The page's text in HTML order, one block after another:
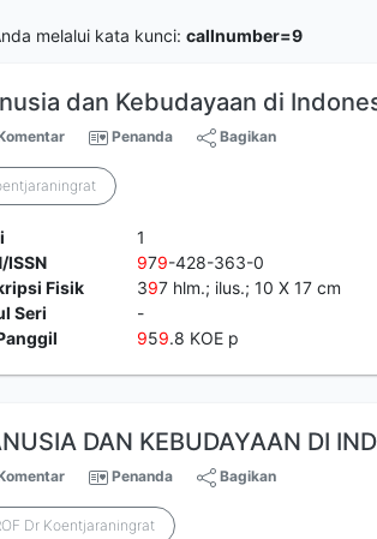
melalui kata kunci: callnumber=9
dan Kebudayaan di
Penanda Bagikan
1
ISSN
979-428-363-0
Fisik
397 hlm.; ilus.; 10 X 17 cm
Seri
-
959.8 KOE p
DAN KEBUDAYAAN DI
Penanda Bagikan
Dr Koentjaraningrat